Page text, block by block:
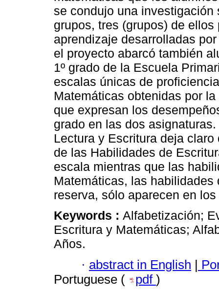
se condujo una
grupos, tres (grupos) de
aprendizaje desarrolladas
el proyecto abarcó también
1º grado de la Escuela
escalas únicas de
Matemáticas obtenidas por
que expresan los
grado en las dos
Lectura y Escritura deja
de las Habilidades de
escala mientras que las
Matemáticas, las
reserva, sólo aparecen en
Keywords : Alfabetización;
Escritura y Matemáticas;
Años.
· abstract in English |
Portuguese (
pdf )